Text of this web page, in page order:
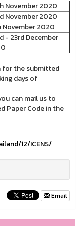
November 2020
November 2020
November 2020
- 23rd December
for the submitted
days of
can mail us to
Paper Code in the
12/ICENS/
Email